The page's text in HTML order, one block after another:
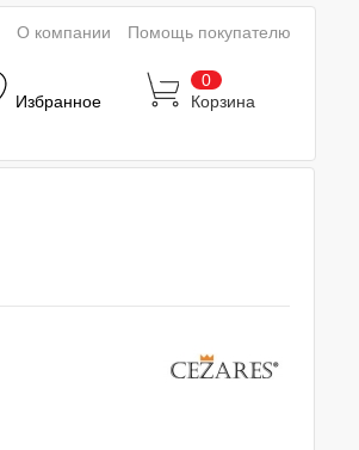
Избранное
0
Корзина
О компании Помощь покупателю